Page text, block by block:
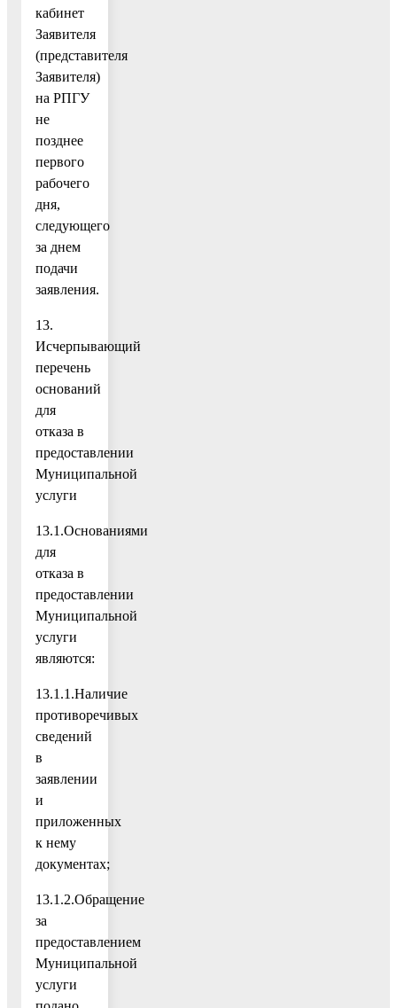
кабинет
Заявителя
(представителя
Заявителя)
на РПГУ
не
позднее
первого
рабочего
дня,
следующего
за днем
подачи
заявления.
13.
Исчерпывающий
перечень
оснований
для
отказа в
предоставлении
Муниципальной
услуги
13.1.Основаниями
для
отказа в
предоставлении
Муниципальной
услуги
являются:
13.1.1.Наличие
противоречивых
сведений
в
заявлении
и
приложенных
к нему
документах;
13.1.2.Обращение
за
предоставлением
Муниципальной
услуги